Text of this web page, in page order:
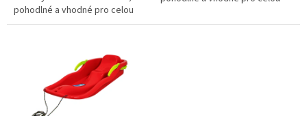
pohodlné a vhodné pro celou
rodinu.